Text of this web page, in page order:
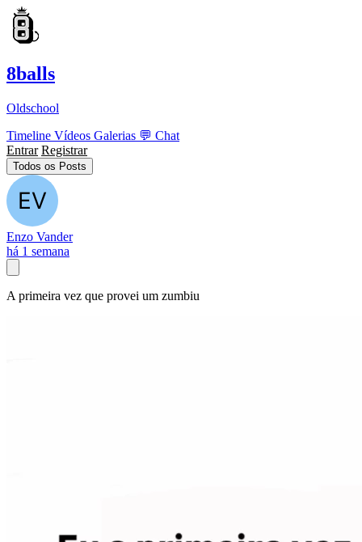
8balls
Oldschool
Timeline Vídeos Galerias 💬 Chat
Entrar Registrar
Todos os Posts
Enzo Vander
há 1 semana
A primeira vez que provei um zumbiu